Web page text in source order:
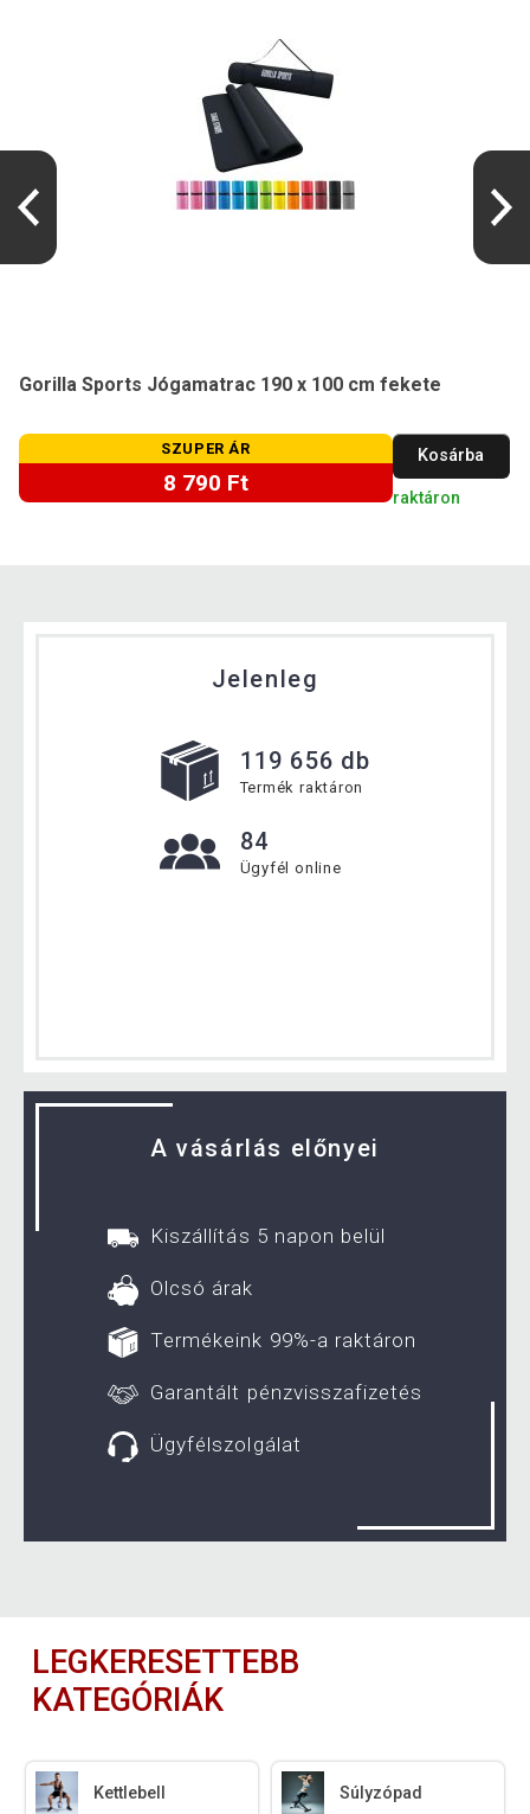
Gorilla Sports Jógamatrac 190 x 100 cm fekete
SZUPER ÁR
8 790 Ft
Kosárba
raktáron
Jelenleg
119 656 db
Termék raktáron
84
Ügyfél online
A vásárlás előnyei
Kiszállítás 5 napon belül
Olcsó árak
Termékeink 99%-a raktáron
Garantált pénzvisszafizetés
Ügyfélszolgálat
LEGKERESETTEBB
KATEGÓRIÁK
Kettlebell Súlyzópad